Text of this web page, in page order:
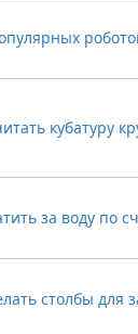
кубатуру
за воду по
столбы для